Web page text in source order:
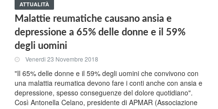
ATTUALITÀ
Malattie reumatiche causano ansia e
depressione a 65% delle donne e il 59%
degli uomini
Venerdi 23 Novembre 2018
"Il 65% delle donne e il 59% degli uomini che convivono con
una malattia reumatica devono fare i conti anche con ansia e
depressione, spesso conseguenze del dolore quotidiano".
Così Antonella Celano, presidente di APMAR (Associazione